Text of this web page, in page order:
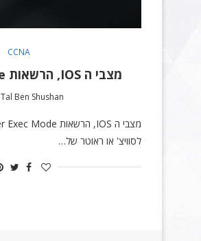
CCNA
מצבי ה IOS, הרשאות User Exec Mode
Tal Ben Shushan
לסוויצ' או ראוטר של…